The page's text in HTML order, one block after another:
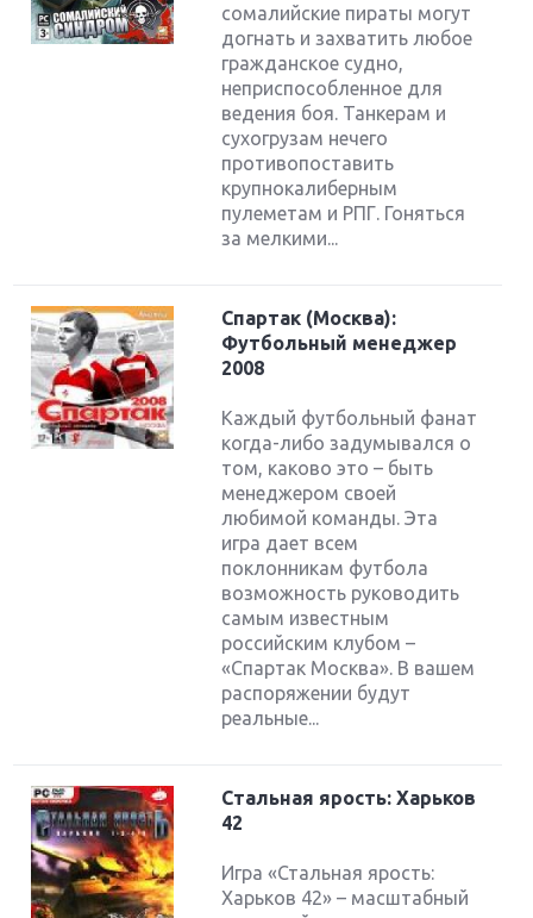
сомалийские пираты могут
догнать и захватить любое
гражданское судно,
неприспособленное для
ведения боя. Танкерам и
сухогрузам нечего
противопоставить
крупнокалиберным
пулеметам и РПГ. Гоняться
за мелкими...
Спартак (Москва):
Футбольный менеджер
2008
Каждый футбольный фанат
когда-либо задумывался о
том, каково это – быть
менеджером своей
любимой команды. Эта
игра дает всем
поклонникам футбола
возможность руководить
самым известным
российским клубом –
«Спартак Москва». В вашем
распоряжении будут
реальные...
Стальная ярость: Харьков
42
Игра «Стальная ярость:
Харьков 42» – масштабный